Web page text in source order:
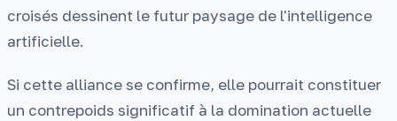
croisés dessinent le futur paysage de l'intelligence
artificielle.
Si cette alliance se confirme, elle pourrait constituer
un contrepoids significatif à la domination actuelle